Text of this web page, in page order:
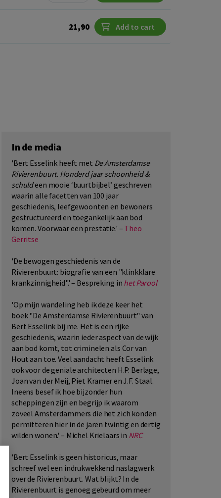
21,90 Add to cart
In de media
'Bert Esselink heeft met De Amsterdamse
Rivierenbuurt. Honderd jaar schoonheid &
schuldeen mooie ‘buurtbijbel’ geschreven
waarin alle facetten van 100 jaar
geschiedenis, leefgewoonten en bewoners
gestructureerd en toegankelijk aan bod
komen. Voorwaar een prestatie.' – Theo
Gerritse
'De bewogen geschiedenis van de
Rivierenbuurt: biografie van een "klinkklare
krankzinnigheid".' – Bespreking in het Parool
'Op mijn wandeling heb ik deze keer het
boek "De Amsterdamse Rivierenbuurt" van
Bert Esselink bij me. Het is een rijke
geschiedenis, waarin ieder aspect van de wijk
aan bod komt, tot criminelen als Cor van
Hout aan toe. Veel aandacht heeft Esselink
ook voor de geniale architecten H.P. Berlage,
Joan van der Meij, Piet Kramer en J.F. Staal.
Ineens besef ik hoe bijzonder hun
scheppingen zijn en begrijp ik waarom
zoveel Amsterdammers die het zich konden
permitteren hier in de jaren twintig en dertig
wilden wonen.' – Michel Krielaars in NRC
'Bert Esselink is geen historicus, maar
schreef wel een indrukwekkend naslagwerk
over de Rivierenbuurt. Wat blijkt? In de
Rivierenbuurt is genoeg gebeurd om meer